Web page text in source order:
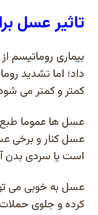
تاثیر عسل
بیماری
داد؛ اما تشدید
کمتر و کمتر می
عسل ها عموما
عسل کنار و برخی
است یا سردی بدن
عسل به خوبی می
کرده و جلوی